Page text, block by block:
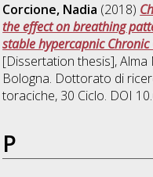
Corcione, Nadia (2018)
the effect on breathing
stable hypercapnic
[Dissertation thesis],
Bologna. Dottorato di
toraciche, 30 Ciclo. DOI
P